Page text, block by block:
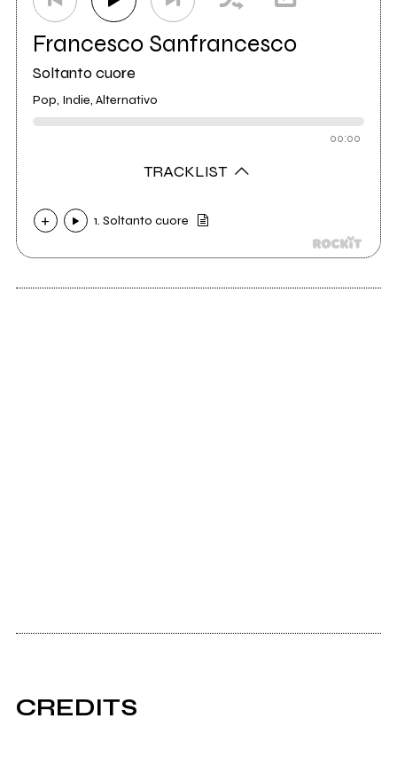
Francesco Sanfrancesco
Soltanto cuore
Pop, Indie, Alternativo
00:00
TRACKLIST
1. Soltanto cuore
CREDITS